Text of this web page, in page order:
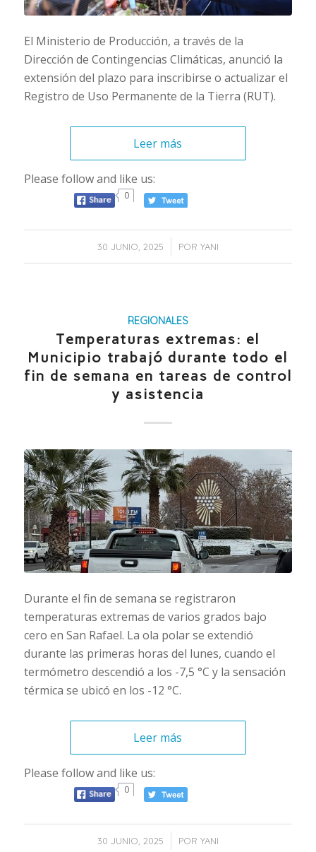
El Ministerio de Producción, a través de la
Dirección de Contingencias Climáticas, anunció la
extensión del plazo para inscribirse o actualizar el
Registro de Uso Permanente de la Tierra (RUT).
Leer más
Please follow and like us:
0
30 JUNIO, 2025
/ POR YANI
REGIONALES
Temperaturas extremas: el
Municipio trabajó durante todo el
fin de semana en tareas de control
y asistencia
Durante el fin de semana se registraron
temperaturas extremas de varios grados bajo
cero en San Rafael. La ola polar se extendió
durante las primeras horas del lunes, cuando el
termómetro descendió a los -7,5 °C y la sensación
térmica se ubicó en los -12 °C.
Leer más
Please follow and like us:
0
30 JUNIO, 2025
/ POR YANI